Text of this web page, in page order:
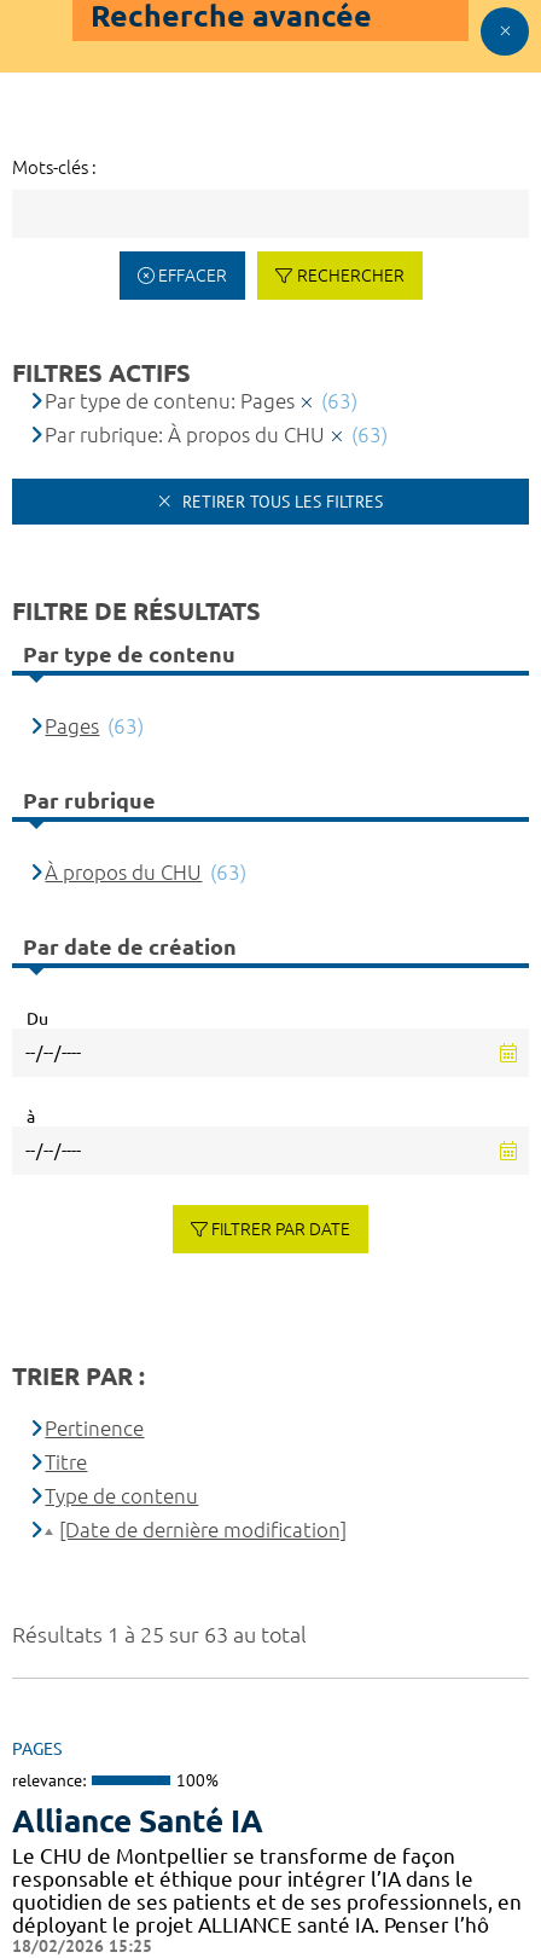
Recherche avancée
Mots-clés :
EFFACER RECHERCHER
Résultats 1 à 25 sur 63 au total
PAGES
relevance: 100%
Alliance Santé IA
Le CHU de Montpellier se transforme de façon
responsable et éthique pour intégrer l’IA dans le
quotidien de ses patients et de ses professionnels, en
déployant le projet ALLIANCE santé IA. Penser l’hô
18/02/2026 15:25
FILTRES ACTIFS
Par type de contenu: Pages
(63)
Par rubrique: À propos du CHU
(63)
RETIRER TOUS LES FILTRES
FILTRE DE RÉSULTATS
Par type de contenu
Pages (63)
Par rubrique
À propos du CHU (63)
Par date de création
Du
à
FILTRER PAR DATE
TRIER PAR :
Pertinence
Titre
Type de contenu
[Date de dernière modification]